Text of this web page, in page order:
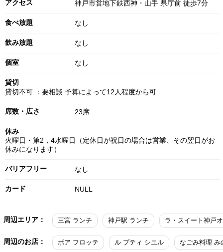
アクセス 神戸市営地下鉄西神・山手 県庁前 徒歩7分
食べ放題 なし
飲み放題 なし
個室 なし
貸切
貸切不可 ：要相談 予算によって12人程度から可
席数・広さ 23席
休み
火曜日・第2，4水曜日（定休日が祝日の場合は営業、その翌日がお
休みになります）
バリアフリー なし
カード NULL
周辺エリア： 三宮 ランチ 神戸駅 ランチ
周辺のお店： ボア フロッテ ル プティ シエル なごみ料理 み